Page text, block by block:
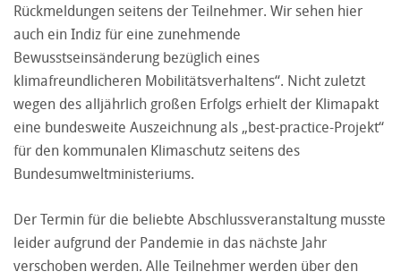
Rückmeldungen seitens der Teilnehmer. Wir sehen hier
auch ein Indiz für eine zunehmende
Bewusstseinsänderung bezüglich eines
klimafreundlicheren Mobilitätsverhaltens“. Nicht zuletzt
wegen des alljährlich großen Erfolgs erhielt der Klimapakt
eine bundesweite Auszeichnung als „best-practice-Projekt“
für den kommunalen Klimaschutz seitens des
Bundesumweltministeriums.
Der Termin für die beliebte Abschlussveranstaltung musste
leider aufgrund der Pandemie in das nächste Jahr
verschoben werden. Alle Teilnehmer werden über den